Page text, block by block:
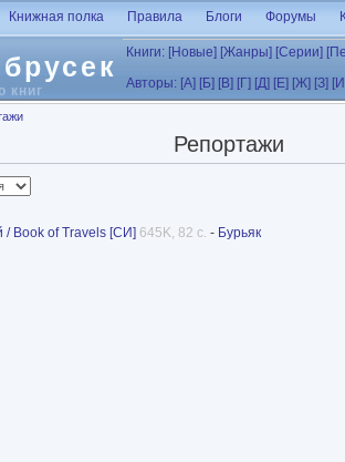
книг
Книжная полка Правила Блоги Форумы
Книги: [Новые] [Жанры] [Серии]
Авторы: [А] [Б] [В] [Г] [Д] [Е] [Ж] [З]
Репортажи
/ Book of Travels [СИ] 645K, 82 с. - Бурьяк